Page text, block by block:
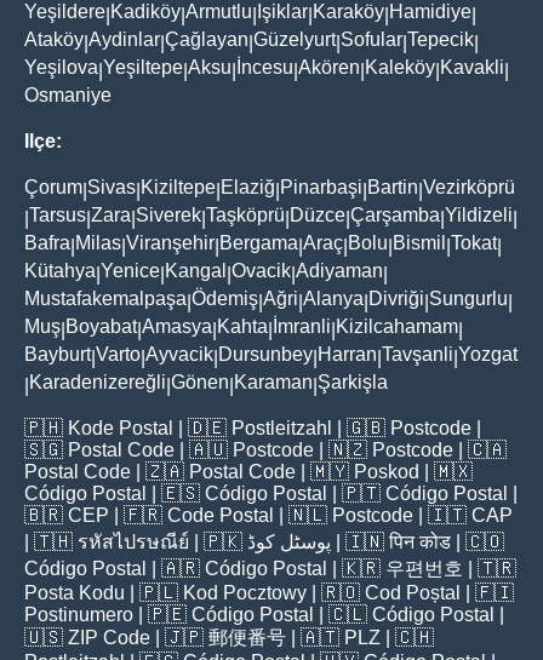
Yeşildere Kadiköy Armutlu Işiklar Karaköy Hamidiye
Ataköy Aydinlar Çağlayan Güzelyurt| Sofular Tepecik
Yeşilova Yeşiltepe Aksu İncesu Akören Kaleköy Kavakli
Osmaniye
Ilçe:
Çorum Sivas Kiziltepe Elaziğ Pinarbaşi Bartin Vezirköprü
Tarsus Zara Siverek Taşköprü Düzce Çarşamba Yildizeli
Bafra Milas Viranşehir Bergama Araç Bolu Bismil Tokat|
Kütahya Yenice Kangal Ovacik Adiyaman
Mustafakemalpaşa Ödemiş Ağri Alanya Divriği Sungurlu
Muş Boyabat|Amasya Kahta İmranli Kizilcahamam
Bayburt|Varto Ayvacik Dursunbey Harran Tavşanli Yozgat
Karadenizereğli Gönen Karaman Şarkişla
🇵🇭 Kode Postal | 🇩🇪 Postleitzahl | 🇬🇧 Postcode
🇸🇬 Postal Code | 🇦🇺 Postcode | 🇳🇿 Postcode | 🇨🇦
Postal Code | 🇿🇦 Postal Code | 🇲🇾 Poskod
| 🇲🇽
Código Postal
| 🇪🇸 Código Postal | 🇵🇹 Código Postal
🇧🇷 CEP | 🇫🇷 Code Postal | 🇳🇱 Postcode | 🇮🇹 CAP
| 🇹🇭 รหัสไปรษณีย์ | 🇵🇰 پوسٹل کوڈ | 🇮🇳पिन कोड | 🇨🇴
Código Postal
| 🇦🇷 Código Postal | 🇰🇷 우편번호
| 🇹🇷
Posta Kodu | 🇵🇱 Kod Pocztowy | 🇷🇴 Cod Poștal
| 🇫🇮
Postinumero | 🇵🇪 Código Postal | 🇨🇱 Código Postal
🇺🇸 ZIP Code | 🇯🇵 郵便番号 | 🇦🇹 PLZ | 🇨🇭